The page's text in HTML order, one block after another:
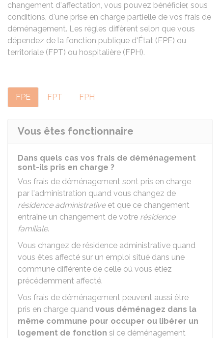
changement d'affectation, vous pouvez bénéficier, sous
conditions, d'une prise en charge partielle de vos frais de
déménagement. Les règles diffèrent selon que vous
dépendez de la fonction publique d'État (FPE) ou
territoriale (FPT) ou hospitalière (FPH).
FPE FPT FPH
Vous êtes fonctionnaire
Dans quels cas vos frais de déménagement
sont-ils pris en charge ?
Vos frais de déménagement sont pris en charge
par l'administration quand vous changez de
résidence administrativeet que ce changement
entraîne un changement de votre résidence
familiale.
Vous changez de résidence administrative quand
vous êtes affecté sur un emploi situé dans une
commune différente de celle où vous étiez
précédemment affecté.
Vos frais de déménagement peuvent aussi être
pris en charge quand vous déménagez dans la
même commune pour occuper ou libérer un
logement de fonction si ce déménagement